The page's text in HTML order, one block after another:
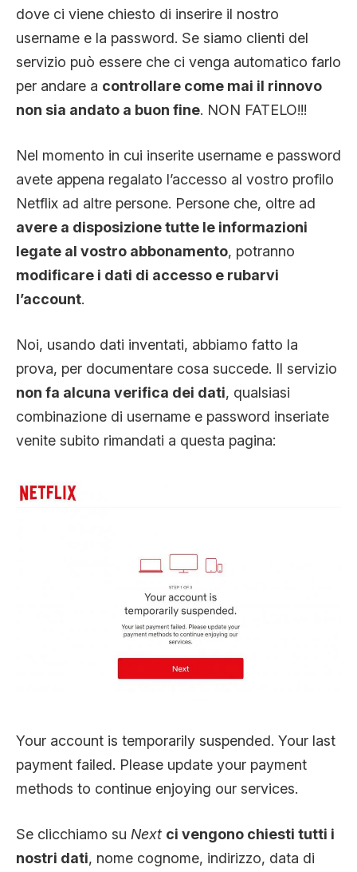
dove ci viene chiesto di inserire il nostro
username e la password. Se siamo clienti del
servizio può essere che ci venga automatico farlo
per andare a controllare come mai il rinnovo
non sia andato a buon fine. NON FATELO!!!
Nel momento in cui inserite username e password
avete appena regalato l’accesso al vostro profilo
Netflix ad altre persone. Persone che, oltre ad
avere a disposizione tutte le informazioni
legate al vostro abbonamento, potranno
modificare i dati di accesso e rubarvi
l’account.
Noi, usando dati inventati, abbiamo fatto la
prova, per documentare cosa succede. Il servizio
non fa alcuna verifica dei dati, qualsiasi
combinazione di username e password inseriate
venite subito rimandati a questa pagina:
Your account is temporarily suspended. Your last
payment failed. Please update your payment
methods to continue enjoying our services.
Se clicchiamo su Next ci vengono chiesti tutti i
nostri dati, nome cognome, indirizzo, data di